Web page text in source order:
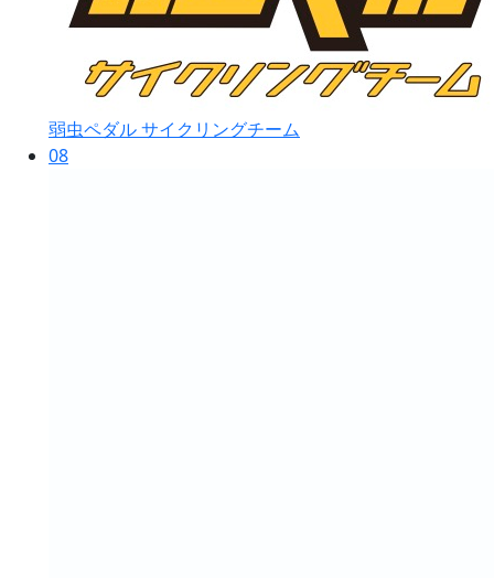
弱虫ペダル サイクリングチーム
08